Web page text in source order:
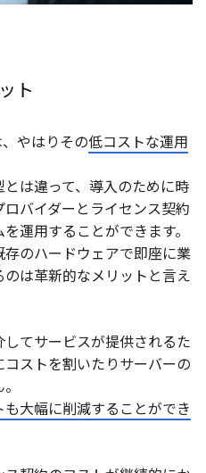
ト
やはりその低コストな運用
は違って、導入のために時
バイダーとライセンス契約
運用することができます。
のハードウェアで即座に業
は革新的なメリットと言え
てサービスが提供されるた
ストを割いたりサーバーの
大幅に削減することができ